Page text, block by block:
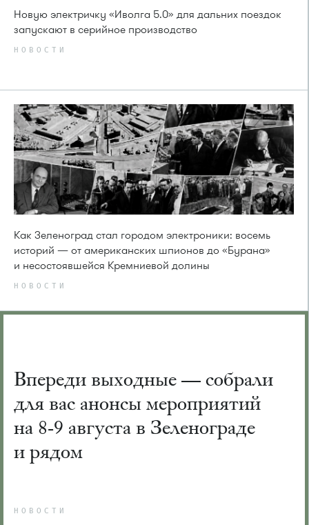
Новую электричку «Иволга 5.0» для дальних поездок
запускают в серийное производство
НОВОСТИ
Как Зеленоград стал городом электроники: восемь
историй — от американских шпионов до «Бурана»
и несостоявшейся Кремниевой долины
НОВОСТИ
Впереди выходные — собрали
для вас анонсы мероприятий
на 8-9 августа в Зеленограде
и рядом
НОВОСТИ